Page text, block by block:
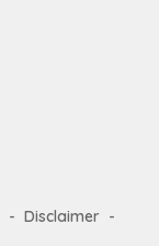
Disclaimer